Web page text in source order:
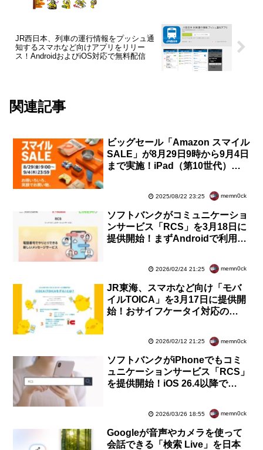
JR西日本、列車の運行情報をプッシュ通
知するスマホなど向けアプリをリリー
ス！AndroidおよびiOS対応で無料配信
関連記事
ビッグセール「Amazon スマイル
SALE」が8月29日9時から9月4日
まで実施！iPad（第10世代）や
2025/08/22 23:25 memn0ck
ソフトバンクがコミュニケーショ
ンサービス「RCS」を3月18日に
提供開始！まずAndroidで利用で
2026/02/24 21:25 memn0ck
JR東海、スマホなど向け「モバ
イルTOICA」を3月17日に提供開
始！おサイフケータイ対応の
2026/02/12 21:25 memn0ck
ソフトバンクがiPhoneでもコミ
ュニケーションサービス「RCS」
を提供開始！iOS 26.4以降で
2026/03/26 18:55 memn0ck
Googleが音声やカメラを使って
会話できる「検索 Live」を日本